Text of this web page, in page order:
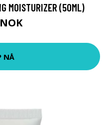
MOISTURIZER (50ML)
NÅ